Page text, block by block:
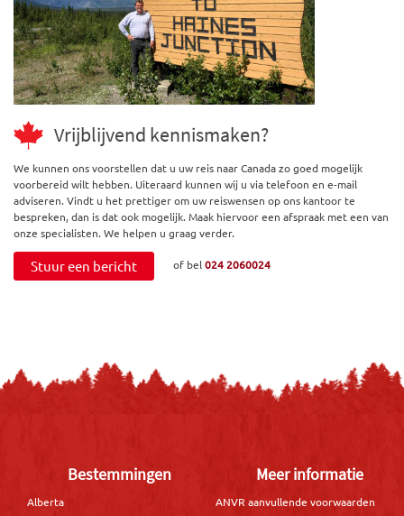
Vrijblijvend kennismaken?
We kunnen ons voorstellen dat u uw reis naar Canada zo goed mogelijk
voorbereid wilt hebben. Uiteraard kunnen wij u via telefoon en e-mail
adviseren. Vindt u het prettiger om uw reiswensen op ons kantoor te
bespreken, dan is dat ook mogelijk. Maak hiervoor een afspraak met een van
onze specialisten. We helpen u graag verder.
Stuur een bericht of bel024 2060024
Bestemmingen
Alberta
Meer informatie
ANVR aanvullende voorwaarden